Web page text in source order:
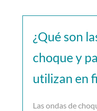
¿Qué son
choque y
utilizan en
Las ondas de